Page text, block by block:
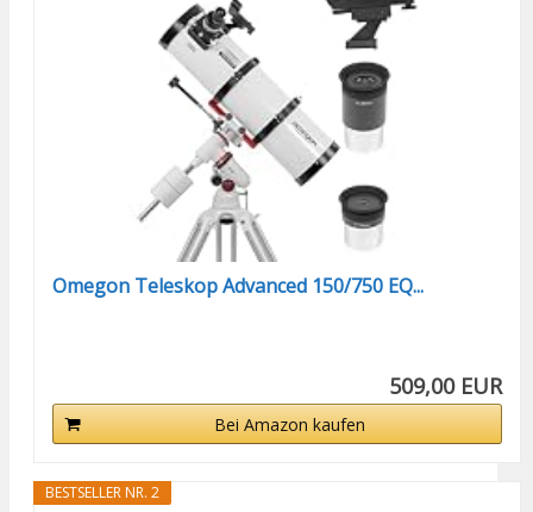
Omegon Teleskop Advanced 150/750 EQ...
509,00 EUR
Bei Amazon kaufen
BESTSELLER NR. 2